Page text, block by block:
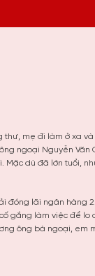
mẹ đi làm ở xa
ngoại Nguyễn Văn
Mặc dù đã lớn tuổi,
đóng lãi ngân hàng
gắng làm việc để lo
ông bà ngoại, em